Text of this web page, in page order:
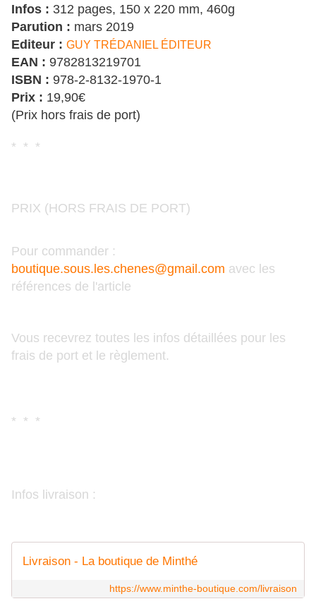
Infos : 312 pages, 150 x 220 mm, 460g
Parution : mars 2019
Editeur : GUY TRÉDANIEL ÉDITEUR
EAN : 9782813219701
ISBN : 978-2-8132-1970-1
Prix : 19,90€
(Prix hors frais de port)
* * *
PRIX (HORS FRAIS DE PORT)
Pour commander :
boutique.sous.les.chenes@gmail.com avec les
références de l'article
Vous recevrez toutes les infos détaillées pour les
frais de port et le règlement.
* * *
Infos livraison :
Livraison - La boutique de Minthé
https://www.minthe-boutique.com/livraison